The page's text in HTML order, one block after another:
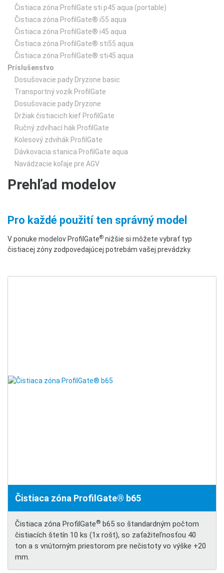
Čistiaca zóna ProfilGate sti p45 aqua (portable)
Čistiaca zóna ProfilGate® i55 aqua
Čistiaca zóna ProfilGate® i45 aqua
Čistiaca zóna ProfilGate® sti55 aqua
Čistiaca zóna ProfilGate® sti45 aqua
Príslušenstvo
Dosušovacie pady Dryzone basic
Transportný vozík ProfilGate
Dosušovacie pady Dryzone
Držiak čistiacich kief ProfilGate
Ručný zdvíhací hák ProfilGate
Kolesový zdvihák ProfilGate
Dávkovacia stanica ProfilGate aqua
Navádzacie koľaje pre AGV
Prehľad modelov
Pro každé použití ten správný model
V ponuke modelov ProfilGate® nižšie si môžete vybrať typ
čistiacej zóny zodpovedajúcej potrebám vašej prevádzky.
Čistiaca zóna ProfilGate® b65
Čistiaca zóna ProfilGate® b65 so štandardným počtom
čistiacích štetín 10 ks (1x rošt), so zaťažiteľnosťou 40
ton a s vnútorným priestorom pre nečistoty vo výške +20
mm.